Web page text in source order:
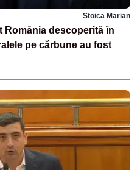
Stoica Marian
România descoperită în
pe cărbune au fost